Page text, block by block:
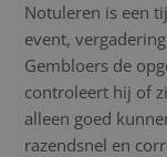
Notuleren is een
event,
Gembloers de
controleert hij of
alleen goed
razendsnel en